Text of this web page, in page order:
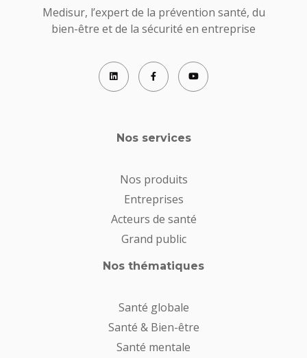
Medisur, l’expert de la prévention santé, du
bien-être et de la sécurité en entreprise
Nos services
Nos produits
Entreprises
Acteurs de santé
Grand public
Nos thématiques
Santé globale
Santé & Bien-être
Santé mentale